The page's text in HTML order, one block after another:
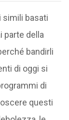
simili basati
parte della
bandirli
di oggi si
di
questi